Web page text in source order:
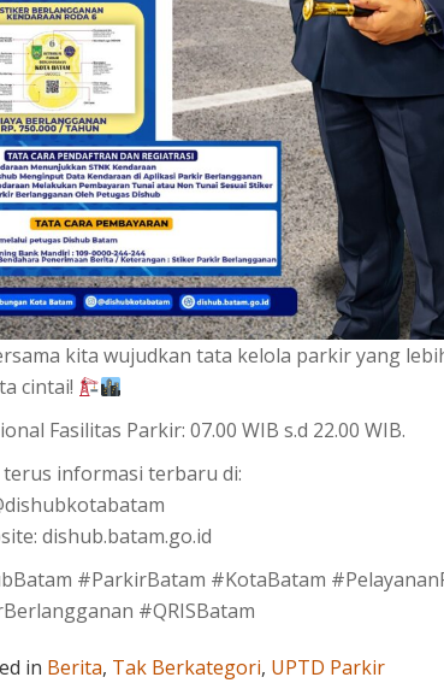
kita wujudkan tata kelola parkir yang
cintai!
Fasilitas Parkir: 07.00 WIB s.d 22.00 WIB.
terus informasi terbaru di:
dishub.batam.go.id
#ParkirBatam #KotaBatam
#QRISBatam
in Berita, Tak Berkategori, UPTD Parkir